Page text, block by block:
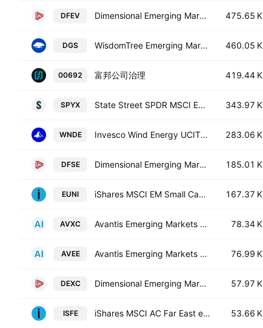
DFEV Dimensional Emerging Markets Value ETF 475.65 K
DGS WisdomTree Emerging Markets SmallCap Dividend Fund 460.05 K
00692 富邦公司治理 419.44 K
SPYX State Street SPDR MSCI Emerging Markets Small Cap UCITS ETF Accum USD 343.97 K
WNDE Invesco Wind Energy UCITS ETF AccumUSD 283.06 K
DFSE Dimensional Emerging Markets Sustainability Core 1 ETF 185.01 K
EUNI iShares MSCI EM Small Cap UCITS ETF 167.37 K
AVXC Avantis Emerging Markets ex-China Equity ETF 78.34 K
AVEE Avantis Emerging Markets Small Cap Equity ETF 76.99 K
DEXC Dimensional Emerging Markets ex China Core Equity ETF 57.97 K
ISFE iShares MSCI AC Far East ex-Japan SmallCap UCITS ETF USD 53.66 K